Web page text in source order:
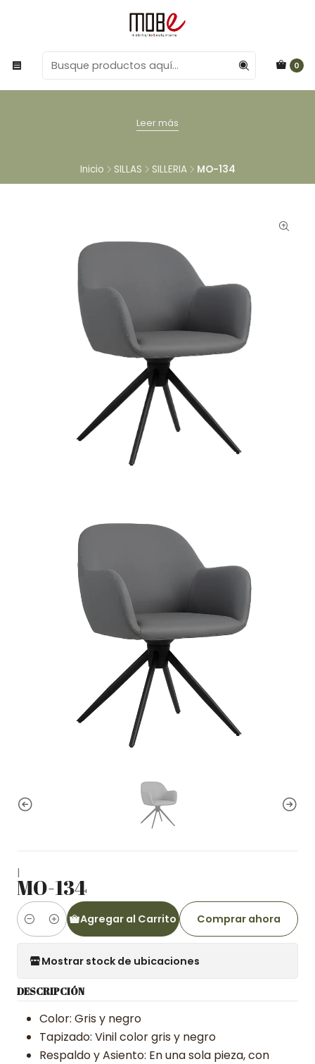
0
Leer más
Inicio SILLAS SILLERIA MO-134
|
MO-134
Cantidad
Agregar al Carrito Comprar ahora
Mostrar stock de ubicaciones
DESCRIPCIÓN
Color: Gris y negro
Tapizado: Vinil color gris y negro
Respaldo y Asiento: En una sola pieza, con